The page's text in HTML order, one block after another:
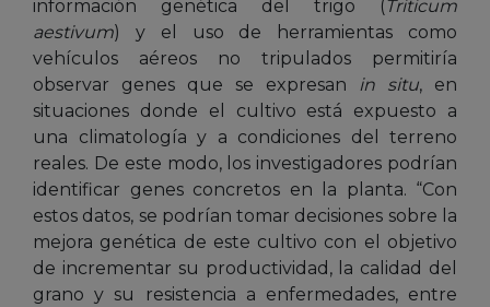
información genética de l trigo (Triticum
aestivum) y el uso de herramientas como
vehículos aéreos no tripulados permitiría
observar genes que se expresan in situ, en
situaciones donde el cultivo está expuesto a
una climatología y a condiciones del terreno
reales. De este modo, los investigadores podrían
identificar genes concretos en la planta. “Con
estos datos, se podrían tomar decisiones sobre la
mejora genética de este cultivo con el objetivo
de incrementar su productividad, la calidad del
grano y su resistencia a enfermedades, entre